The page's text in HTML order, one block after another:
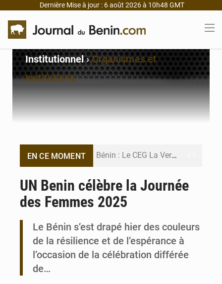
Dernière Mise à jour : 6 août 2026 à 10h48 GMT
Institutionnel›Organismes et
Institutions
EN CE MOMENT Bénin : Le CEG La Verdure de Ouèdo fait sa mue pour la rentrée
Valse des entraîneurs en Première Division béninoise
UN Benin célèbre la Journée
des Femmes 2025
Le Bénin s’est drapé hier des couleurs
de la résilience et de l’espérance à
l’occasion de la célébration différée
de…